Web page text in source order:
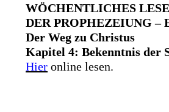
WÖCHENTLICHES
DER PROPHEZEIUNG –
Der Weg zu Christus
Kapitel 4: Bekenntnis der
Hier online lesen.